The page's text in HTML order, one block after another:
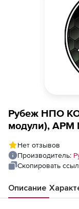
Рубеж НПО
модули), АРМ
Нет отзывов
Производитель:
Скопировать
Описание